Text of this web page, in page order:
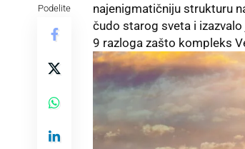
Podelite
najenigmatičniju strukturu
čudo starog sveta i
9 razloga zašto kompleks